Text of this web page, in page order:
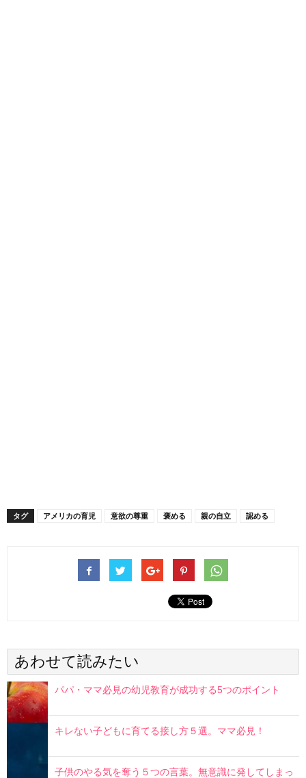
タグ アメリカの育児 意欲の尊重 褒める 親の自立 認める
あわせて読みたい
パパ・ママ必見の幼児教育が成功する5つのポイント
キレない子どもに育てる接し方５選。ママ必見！
子供のやる気を奪う５つの言葉。無意識に発してしまっ